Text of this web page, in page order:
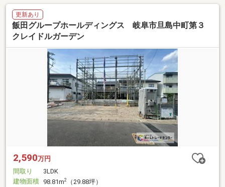
更新あり
飯田グループホールディングス 岐阜市旦島中町第３
クレイドルガーデン
2,590万円
間取り
3LDK
建物面積 98.81m2
（29.88坪）